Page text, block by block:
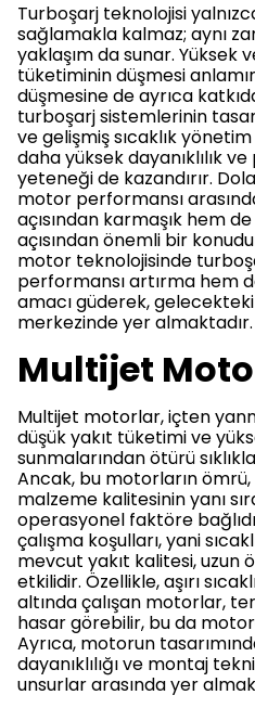
Turboşarj teknolojisi
sağlamakla kalmaz; aynı
yaklaşım da sunar. Yüksek
tüketiminin düşmesi
düşmesine de ayrıca
turboşarj sistemlerinin
ve gelişmiş sıcaklık
daha yüksek dayanıklılık
yeteneği de kazandırır.
motor performansı
açısından karmaşık hem
açısından önemli bir
motor teknolojisinde
performansı artırma hem
amacı güderek,
merkezinde yer almaktadır.
Multijet
Multijet motorlar, içten
düşük yakıt tüketimi ve
sunmalarından ötürü
Ancak, bu motorların
malzeme kalitesinin yanı
operasyonel faktöre
çalışma koşulları, yani
mevcut yakıt kalitesi, uzun
etkilidir. Özellikle, aşırı
altında çalışan motorlar,
hasar görebilir, bu da
Ayrıca, motorun
dayanıklılığı ve montaj
unsurlar arasında yer